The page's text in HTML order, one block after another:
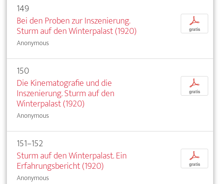
149
Bei den Proben zur Inszenierung.
Sturm auf den Winterpalast (1920)
Anonymous
p
gratis
150
Die Kinematografie und die
Inszenierung. Sturm auf den
Winterpalast (1920)
Anonymous
p
gratis
151–152
Sturm auf den Winterpalast. Ein
Erfahrungsbericht (1920)
Anonymous
p
gratis